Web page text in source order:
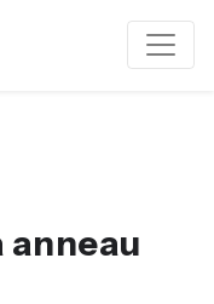
anneau